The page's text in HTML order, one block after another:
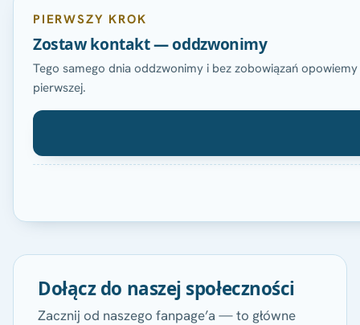
PIERWSZY KROK
Zostaw kontakt — oddzwonimy
Tego samego dnia oddzwonimy i bez zobowiązań
pierwszej.
Dołącz do naszej społeczności
Zacznij od naszego fanpage’a — to główne